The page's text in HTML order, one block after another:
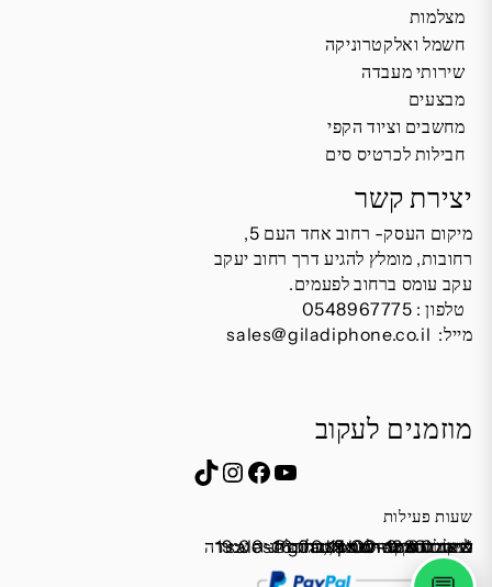
מצלמות
חשמל ואלקטרוניקה
שירותי מעבדה
מבצעים
מחשבים וציוד הקפי
חבילות לכרטיס סים
יצירת קשר
מיקום העסק- רחוב אחד העם 5,
רחובות, מומלץ להגיע דרך רחוב יעקב
עקב עומס ברחוב לפעמים.
טלפון : 0548967775
מייל: sales@giladiphone.co.il
מוזמנים לעקוב
YouTube
Facebook
Instagram
TikTok
שעות פעילות
כתובת: אחד העם 5, רחובות
א׳-ה׳ 19:00-16:00,14:00-9:30
שישי 9:00-13:00
שבת סגור
מייל:sales@giladiphone.co.il
מיקום חנייה: יש אפשרות לחניה צמודה
לחנות התקשרו ואדאג לזה.
*נא להתקשר לפני הגעה